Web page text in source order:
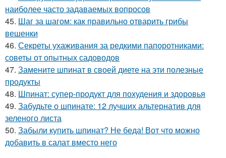
наиболее часто задаваемых вопросов
45. Шаг за шагом: как правильно отварить грибы
вешенки
46. Секреты ухаживания за редкими папоротниками:
советы от опытных садоводов
47. Замените шпинат в своей диете на эти полезные
продукты
48. Шпинат: супер-продукт для похудения и здоровья
49. Забудьте о шпинате: 12 лучших альтернатив для
зеленого листа
50. Забыли купить шпинат? Не беда! Вот что можно
добавить в салат вместо него